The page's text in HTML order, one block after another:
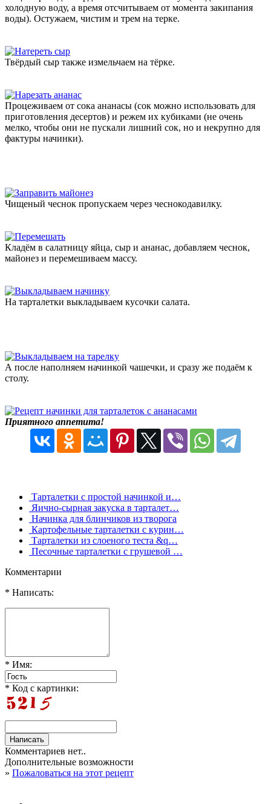
холодную воду, а время отсчитываем от момента закипания
воды). Остужаем, чистим и трем на терке.
Твёрдый сыр также измельчаем на тёрке.
Процеживаем от сока ананасы (сок можно использовать для
приготовления десертов) и режем их кубиками (не очень
мелко, чтобы они не пускали лишний сок, но и некрупно для
фактуры начинки).
Чищеный чеснок пропускаем через чеснокодавилку.
Кладём в салатницу яйца, сыр и ананас, добавляем чеснок,
майонез и перемешиваем массу.
На тарталетки выкладываем кусочки салата.
А после наполняем начинкой чашечки, и сразу же подаём к
столу.
Приятного аппетита!
Тарталетки с простой начинкой и…
Яично-сырная закуска в тарталет…
Начинка для блинчиков из творога
Картофельные тарталетки с курин…
Тарталетки из слоеного теста &q…
Песочные тарталетки с грушевой …
Комментарии
* Написать:
* Имя:
* Код с картинки:
Комментариев нет..
Дополнительные возможности
» Пожаловаться на этот рецепт